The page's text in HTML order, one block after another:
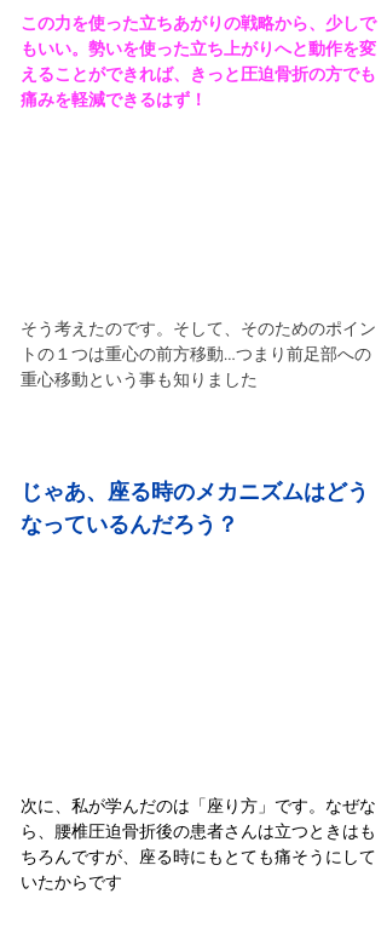
この力を使った立ちあがりの戦略から、少しで
もいい。勢いを使った立ち上がりへと動作を変
えることができれば、きっと圧迫骨折の方でも
痛みを軽減できるはず！
そう考えたのです。そして、そのためのポイン
トの１つは重心の前方移動…つまり前足部への
重心移動という事も知りました
じゃあ、座る時のメカニズムはどう
なっているんだろう？
次に、私が学んだのは「座り方」です。なぜな
ら、腰椎圧迫骨折後の患者さんは立つときはも
ちろんですが、座る時にもとても痛そうにして
いたからです